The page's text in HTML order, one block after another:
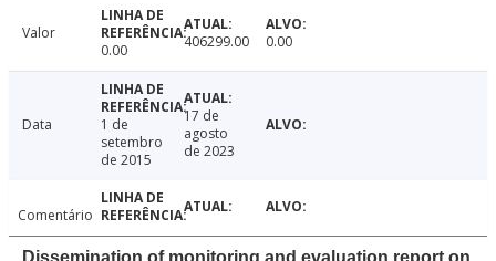
Valor
0.00
406299.00 0.00
Data
1 de
setembro
de 2015
17 de
agosto
de 2023
Comentário
Dissemination of monitoring and evaluation report on